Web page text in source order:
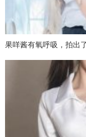
果咩酱有氧呼吸，拍出